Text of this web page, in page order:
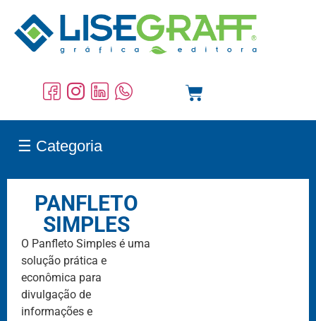
☰ Categoria
PANFLETO
SIMPLES
O Panfleto Simples é uma
solução prática e
econômica para
divulgação de
informações e